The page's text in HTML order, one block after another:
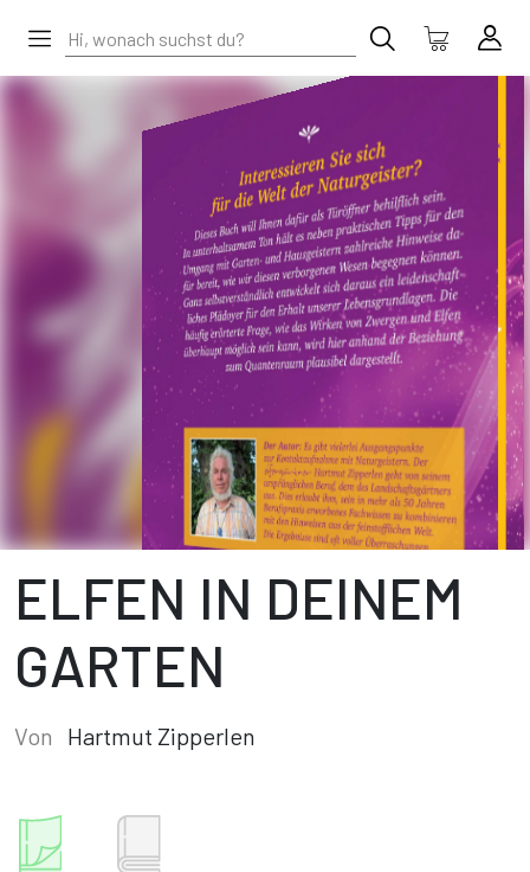
ELFEN IN DEINEM
GARTEN
Von Hartmut Zipperlen